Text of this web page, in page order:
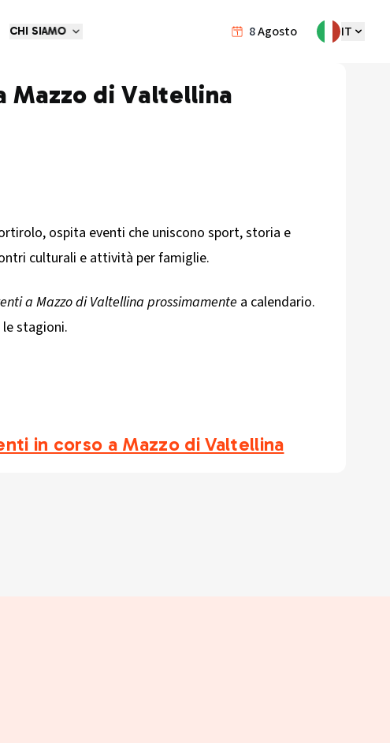
8Agosto IT
CHI SIAMO
Mazzo di Valtellina
ospita eventi che uniscono sport, storia e
culturali e attività per famiglie.
a Mazzo di Valtellina prossimamente a calendario.
stagioni.
in corso a Mazzo di Valtellina